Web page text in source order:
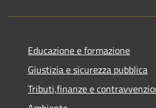
Educazione e formazione
Giustizia e sicurezza pubblica
Tributi,finanze e